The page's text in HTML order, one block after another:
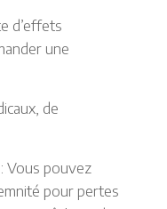
d’effets
une
de
: Vous pouvez
pour pertes